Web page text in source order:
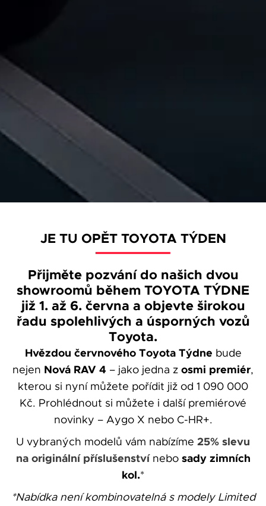
JE TU OPĚT TOYOTA TÝDEN
Přijměte pozvání do našich dvou
showroomů během TOYOTA TÝDNE
již 1. až 6. června a objevte širokou
řadu spolehlivých a úsporných vozů
Toyota.
Hvězdou červnového Toyota Týdne bude
nejen Nová RAV 4 – jako jedna z osmi premiér,
kterou si nyní můžete pořídit již od 1 090 000
Kč. Prohlédnout si můžete i další premiérové
novinky – Aygo X nebo C-HR+.
U vybraných modelů vám nabízíme 25% slevu
na originální příslušenstvínebo sady zimních
kol.*
*Nabídka není kombinovatelná s modely Limited